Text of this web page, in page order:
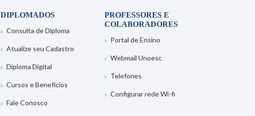
DIPLOMADOS
Consulta de Diploma
Atualize seu Cadastro
Diploma Digital
Cursos e Benefícios
Fale Conosco
PROFESSORES E
COLABORADORES
Portal de Ensino
Webmail Unoesc
Telefones
Configurar rede Wi-fi